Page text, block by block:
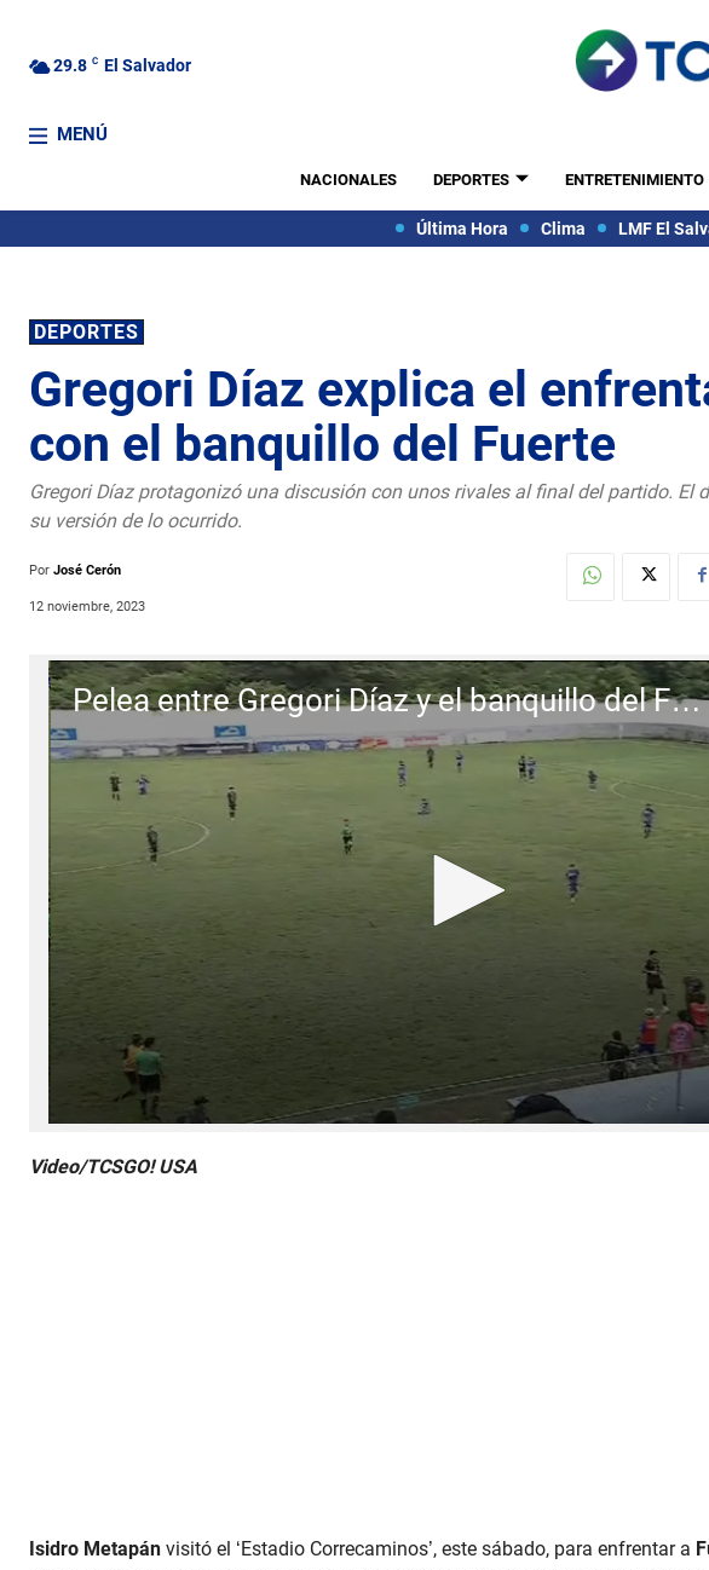
29.8 C El Salvador
MENÚ
NACIONALES DEPORTES ENTRETENIMIENTO
Última Hora Clima LMF El
DEPORTES
Gregori Díaz explica el
con el banquillo del Fuerte
Gregori Díaz protagonizó una discusión con unos rivales al final del partido. El
su versión de lo ocurrido.
Por José Cerón
12 noviembre, 2023
Pelea entre Gregori Díaz y el banquillo del Fuerte San Francisco
e
e
c
Video/TCSGO! USA
Isidro Metapán visitó el ‘Estadio Correcaminos’, este sábado, para enfrentar a